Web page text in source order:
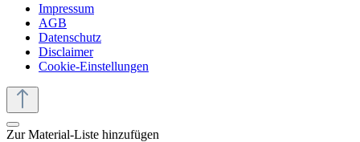
Impressum
AGB
Datenschutz
Disclaimer
Cookie-Einstellungen
Zur Material-Liste hinzufügen